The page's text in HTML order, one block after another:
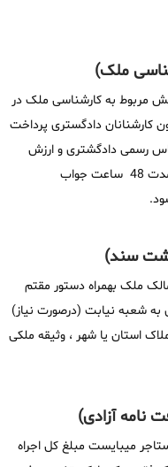
مربوط به کارشناسی ملک در
کارشنانان دادگستری پرداخت
رسمی دادگشتری و ارزش
گذاری ملک شروع میشود و معمولا بعد از مدت 48 ساعت جواب
ملک بهمراه دستور مقتم
شعبه نیابت (درصورت نیاز)
استان یا شهر ، وثیقه ملکی
میبایست مبلغ کل اجراه